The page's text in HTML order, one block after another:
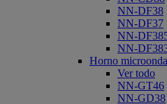
NN-DF38
NN-DF37
NN-
NN-
Horno
Ver todo
NN-GT46
NN-GD38